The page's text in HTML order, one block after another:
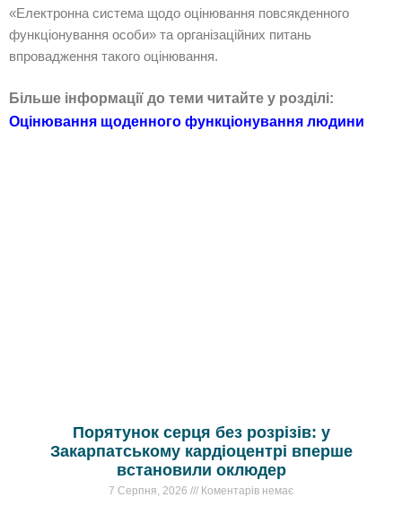
«Електронна система щодо оцінювання повсякденного
функціонування особи» та організаційних питань
впровадження такого оцінювання.
Більше інформації до теми читайте у розділі:
Оцінювання щоденного функціонування людини
Порятунок серця без розрізів: у
Закарпатському кардіоцентрі вперше
встановили оклюдер
7 Серпня, 2026
Коментарів немає